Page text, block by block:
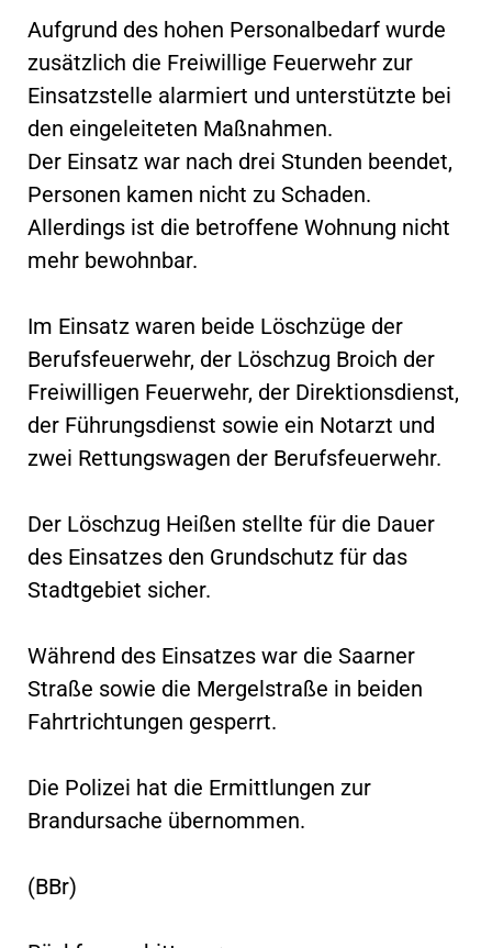
Aufgrund des hohen Personalbedarf wurde
zusätzlich die Freiwillige Feuerwehr zur
Einsatzstelle alarmiert und unterstützte bei
den eingeleiteten Maßnahmen.
Der Einsatz war nach drei Stunden beendet,
Personen kamen nicht zu Schaden.
Allerdings ist die betroffene Wohnung nicht
mehr bewohnbar.
Im Einsatz waren beide Löschzüge der
Berufsfeuerwehr, der Löschzug Broich der
Freiwilligen Feuerwehr, der Direktionsdienst,
der Führungsdienst sowie ein Notarzt und
zwei Rettungswagen der Berufsfeuerwehr.
Der Löschzug Heißen stellte für die Dauer
des Einsatzes den Grundschutz für das
Stadtgebiet sicher.
Während des Einsatzes war die Saarner
Straße sowie die Mergelstraße in beiden
Fahrtrichtungen gesperrt.
Die Polizei hat die Ermittlungen zur
Brandursache übernommen.
(BBr)